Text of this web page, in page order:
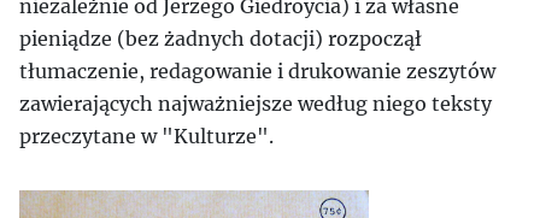
niezależnie od Jerzego Giedroycia) i za własne
pieniądze (bez żadnych dotacji) rozpoczął
tłumaczenie, redagowanie i drukowanie zeszytów
zawierających najważniejsze według niego teksty
przeczytane w "Kulturze".